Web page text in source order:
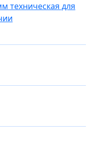
техническая для